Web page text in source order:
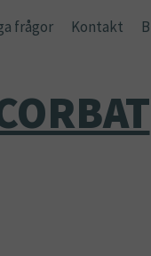
frågor Kontakt